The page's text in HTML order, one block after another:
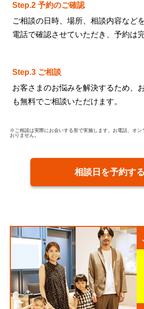
Step.2 予約のご確認
ご相談の日時、場所、相談内容など
電話で確認させていただき、予約は
Step.3 ご相談
お客さまのお悩みを解決するため、
も無料でご相談いただけます。
※ご相談は実際にお会いする形で実施します。お電話、オン
おりません。
相談日を予約する